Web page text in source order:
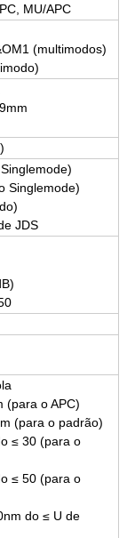
MU/APC
(multimodos)
Singlemode)
JDS
(para o APC)
(para o padrão)
≤ 30 (para o
≤ 50 (para o
do ≤ U de